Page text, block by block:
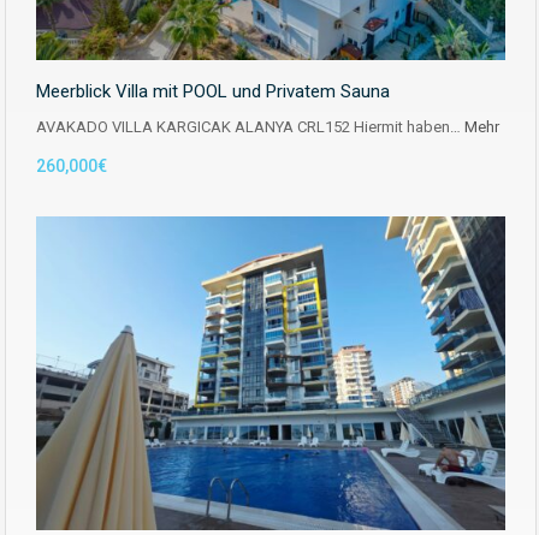
Meerblick Villa mit POOL und Privatem Sauna
AVAKADO VILLA KARGICAK ALANYA CRL152 Hiermit haben… Mehr
260,000€